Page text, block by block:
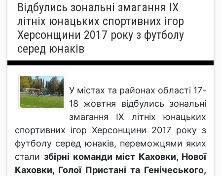
Відбулись зональні змагання IX
літніх юнацьких спортивних ігор
Херсонщини 2017 року з футболу
серед юнаків
У містах та районах області 17-
18 жовтня відбулись зональні
змагання IX літніх юнацьких
спортивних ігор Херсонщини 2017 року з
футболу серед юнаків, переможцями яких
стали збірні команди міст Каховки, Нової
Каховки, Голої Пристані та Генічеського,